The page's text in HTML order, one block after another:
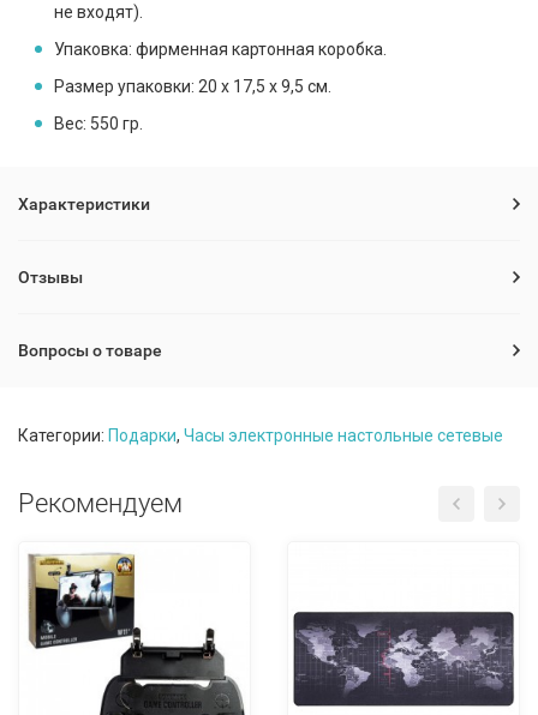
не входят).
Упаковка: фирменная картонная коробка.
Размер упаковки: 20 x 17,5 x 9,5 см.
Вес: 550 гр.
Характеристики
Отзывы
Вопросы о товаре
Категории: Подарки, Часы электронные настольные сетевые
Рекомендуем